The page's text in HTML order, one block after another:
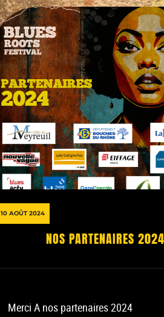
10 AOÛT 2024
NOS PARTENAIRES 2024
Merci A nos partenaires 2024